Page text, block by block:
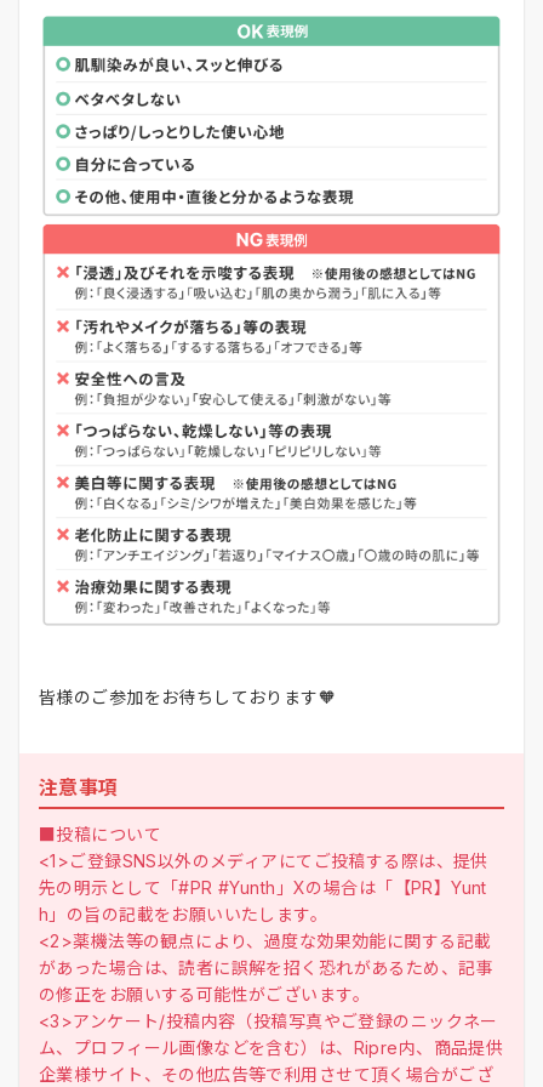
皆様のご参加をお待ちしております🧡
注意事項
■投稿について
<1>ご登録SNS以外のメディアにてご投稿する際は、提供
先の明示として「#PR #Yunth」Xの場合は「【PR】Yunt
h」の旨の記載をお願いいたします。
<2>薬機法等の観点により、過度な効果効能に関する記載
があった場合は、読者に誤解を招く恐れがあるため、記事
の修正をお願いする可能性がございます。
<3>アンケート/投稿内容（投稿写真やご登録のニックネー
ム、プロフィール画像などを含む）は、Ripre内、商品提供
企業様サイト、その他広告等で利用させて頂く場合がござ